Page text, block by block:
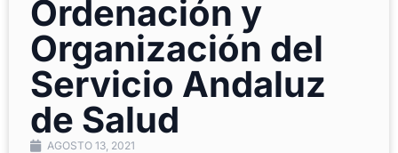
Ordenación y
Organización del
Servicio Andaluz
de Salud
AGOSTO 13, 2021